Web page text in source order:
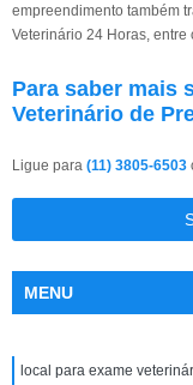
empreendimento também
Veterinário 24 Horas,
Para saber mais
Veterinário de
Ligue para (11) 3805-6503
MENU
local para exame